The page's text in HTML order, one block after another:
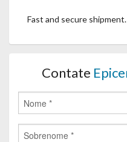
Fast and secure shipment.
Contate